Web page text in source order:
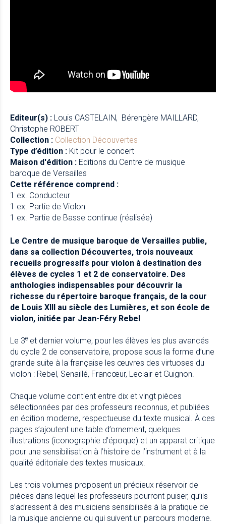
Editeur(s) : Louis CASTELAIN
Bérengère MAILLARD
Christophe ROBERT
Collection : Collection Découvertes
Type d’édition : Kit pour le concert
Maison d'édition : Editions du Centre de musique
baroque de Versailles
Cette référence comprend :
1 ex. Conducteur
1 ex. Partie de Violon
1 ex. Partie de Basse continue (réalisée)
Le Centre de musique baroque de Versailles publie,
dans sa collection Découvertes, trois nouveaux
recueils progressifs pour violon à destination des
élèves de cycles 1 et 2 de conservatoire. Des
anthologies indispensables pour découvrir la
richesse du répertoire baroque français, de la cour
de Louis XIII au siècle des Lumières, et son école de
violon, initiée par Jean-Féry Rebel
Le 3e et dernier volume, pour les élèves les plus avancés
du cycle 2 de conservatoire, propose sous la forme d’une
grande suite à la française les œuvres des virtuoses du
violon : Rebel, Senaillé, Francœur, Leclair et Guignon.
Chaque volume contient entre dix et vingt pièces
sélectionnées par des professeurs reconnus, et publiées
en édition moderne, respectueuse du texte musical. À ces
pages s’ajoutent une table d’ornement, quelques
illustrations (iconographie d’époque) et un apparat critique
pour une sensibilisation à l’histoire de l’instrument et à la
qualité éditoriale des textes musicaux.
Les trois volumes proposent un précieux réservoir de
pièces dans lequel les professeurs pourront puiser, qu’ils
s’adressent à des musiciens sensibilisés à la pratique de
la musique ancienne ou qui suivent un parcours moderne.